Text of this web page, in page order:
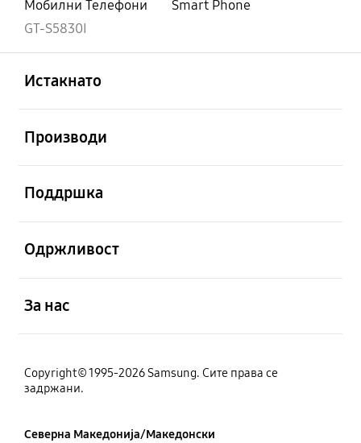
Мобилни Телефони
Smart Phone
GT-S5830I
Истакнато
Производи
Поддршка
Одржливост
За нас
Copyright© 1995-2026 Samsung. Сите права се
задржани.
Северна Македонија/Македонски